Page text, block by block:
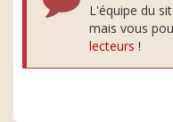
L'équipe du
mais vous
lecteurs !